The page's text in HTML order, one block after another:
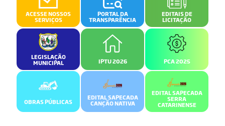
ACESSE NOSSOS
SERVIÇOS
PORTAL DA
TRANSPARÊNCIA
EDITAIS DE
LICITAÇÃO
LEGISLAÇÃO
MUNICIPAL IPTU 2026 PCA 2025
OBRAS PÚBLICAS
EDITAL SAPECADA
CANÇÃO NATIVA
EDITAL SAPECADA
SERRA
CATARINENSE